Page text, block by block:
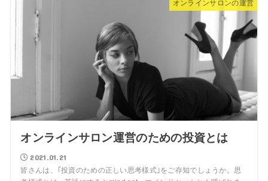
オンラインサロンの運営
オンラインサロン運営のための投資とは
2021.01.21
皆さんは、｢投資のための正しい思考様式｣をご存知でしょうか。思